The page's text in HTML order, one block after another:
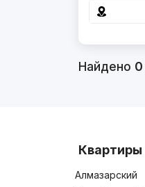
Найдено 0
Квартиры
Алмазарский